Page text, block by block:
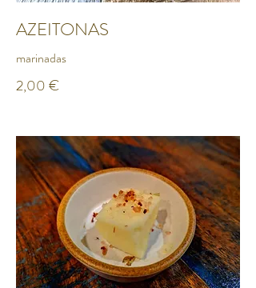
AZEITONAS
marinadas
2,00 €